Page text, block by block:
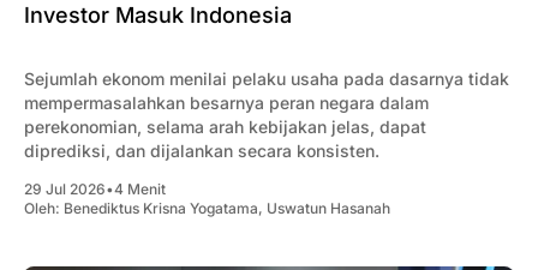
Investor Masuk Indonesia
Sejumlah ekonom menilai pelaku usaha pada dasarnya tidak
mempermasalahkan besarnya peran negara dalam
perekonomian, selama arah kebijakan jelas, dapat
diprediksi, dan dijalankan secara konsisten.
29 Jul 2026•4 Menit
Oleh: Benediktus Krisna Yogatama, Uswatun Hasanah